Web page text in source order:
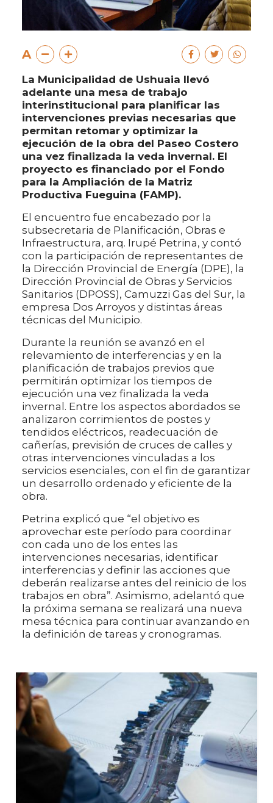
A
La Municipalidad de Ushuaia llevó
adelante una mesa de trabajo
interinstitucional para planificar las
intervenciones previas necesarias que
permitan retomar y optimizar la
ejecución de la obra del Paseo Costero
una vez finalizada la veda invernal. El
proyecto es financiado por el Fondo
para la Ampliación de la Matriz
Productiva Fueguina (FAMP).
El encuentro fue encabezado por la
subsecretaria de Planificación, Obras e
Infraestructura, arq. Irupé Petrina, y contó
con la participación de representantes de
la Dirección Provincial de Energía (DPE), la
Dirección Provincial de Obras y Servicios
Sanitarios (DPOSS), Camuzzi Gas del Sur, la
empresa Dos Arroyos y distintas áreas
técnicas del Municipio.
Durante la reunión se avanzó en el
relevamiento de interferencias y en la
planificación de trabajos previos que
permitirán optimizar los tiempos de
ejecución una vez finalizada la veda
invernal. Entre los aspectos abordados se
analizaron corrimientos de postes y
tendidos eléctricos, readecuación de
cañerías, previsión de cruces de calles y
otras intervenciones vinculadas a los
servicios esenciales, con el fin de garantizar
un desarrollo ordenado y eficiente de la
obra.
Petrina explicó que “el objetivo es
aprovechar este período para coordinar
con cada uno de los entes las
intervenciones necesarias, identificar
interferencias y definir las acciones que
deberán realizarse antes del reinicio de los
trabajos en obra”. Asimismo, adelantó que
la próxima semana se realizará una nueva
mesa técnica para continuar avanzando en
la definición de tareas y cronogramas.